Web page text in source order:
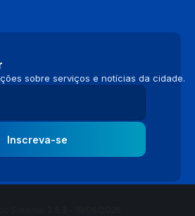
sobre serviços e notícias da cidade.
Inscreva-se